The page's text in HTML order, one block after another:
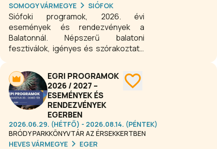
SOMOGY VÁRMEGYE
SIÓFOK
Siófoki programok, 2026. évi
események és rendezvények a
Balatonnál. Népszerű balatoni
fesztiválok, igényes és szórakoztató
kiállítások, változatos kulturális-,
családi- és gyerekprogramok egész
évben a Balaton déli partján. Siófokot
a programok miatt is érdemes minden
évszakban felkeresni.
EGRI PROGRAMOK
2026 / 2027 –
ESEMÉNYEK ÉS
RENDEZVÉNYEK
EGERBEN
2026.06.29. (HÉTFŐ) - 2026.08.14. (PÉNTEK)
BRÓDY PARKKÖNYVTÁR AZ ÉRSEKKERTBEN
HEVES VÁRMEGYE
EGER